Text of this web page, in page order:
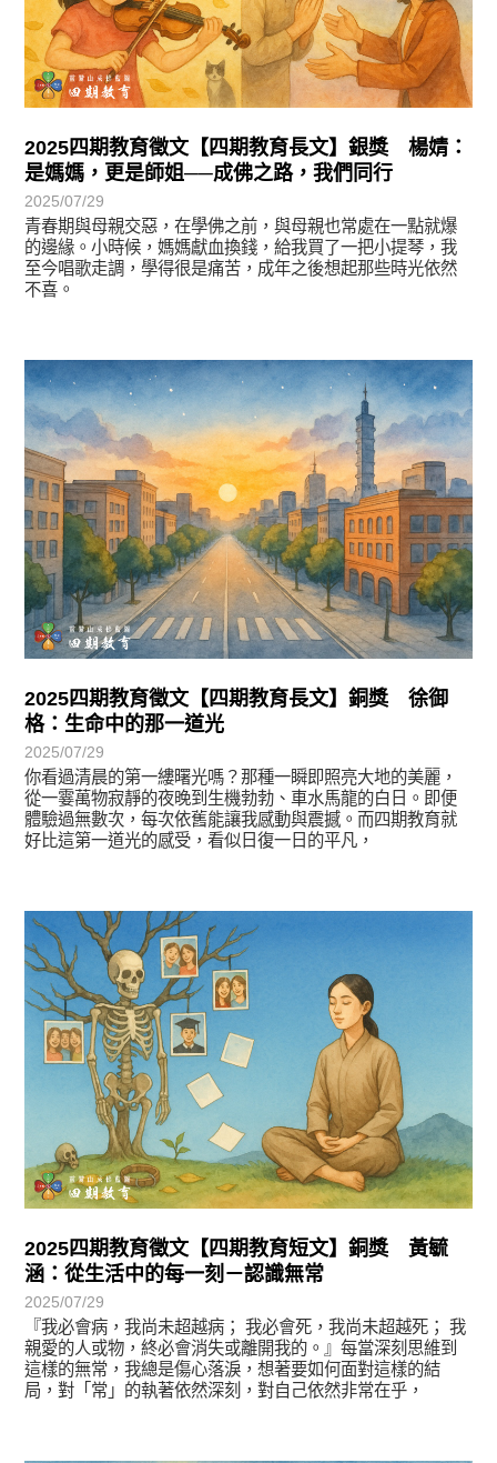
2025四期教育徵文【四期教育長文】銀獎 楊婧：
是媽媽，更是師姐──成佛之路，我們同行
2025/07/29
青春期與母親交惡，在學佛之前，與母親也常處在一點就爆
的邊緣。小時候，媽媽獻血換錢，給我買了一把小提琴，我
至今唱歌走調，學得很是痛苦，成年之後想起那些時光依然
不喜。
2025四期教育徵文【四期教育長文】銅獎 徐御
格：生命中的那一道光
2025/07/29
你看過清晨的第一縷曙光嗎？那種一瞬即照亮大地的美麗，
從一霎萬物寂靜的夜晚到生機勃勃、車水馬龍的白日。即便
體驗過無數次，每次依舊能讓我感動與震撼。而四期教育就
好比這第一道光的感受，看似日復一日的平凡，
徵文賞析
2025四期教育徵文【四期教育短文】銅獎 黃毓
涵：從生活中的每一刻－認識無常
2025/07/29
『我必會病，我尚未超越病； 我必會死，我尚未超越死； 我
親愛的人或物，終必會消失或離開我的。』每當深刻思維到
這樣的無常，我總是傷心落淚，想著要如何面對這樣的結
局，對「常」的執著依然深刻，對自己依然非常在乎，